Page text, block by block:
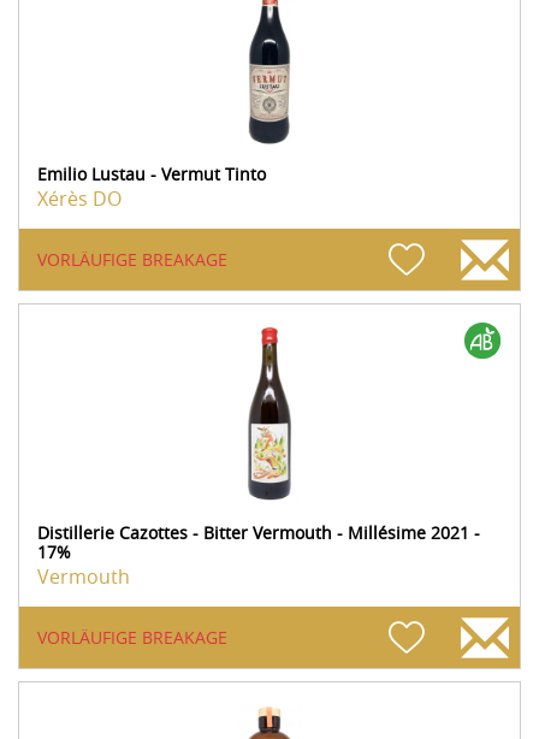
Emilio Lustau - Vermut Tinto
Xérès DO
VORLÄUFIGE BREAKAGE
Distillerie Cazottes - Bitter Vermouth - Millésime 2021 -
17%
Vermouth
VORLÄUFIGE BREAKAGE